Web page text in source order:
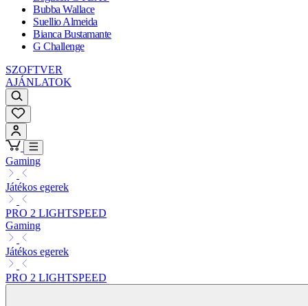
Bubba Wallace
Suellio Almeida
Bianca Bustamante
G Challenge
SZOFTVER
AJÁNLATOK
Gaming
Játékos egerek
PRO 2 LIGHTSPEED
Gaming
Játékos egerek
PRO 2 LIGHTSPEED